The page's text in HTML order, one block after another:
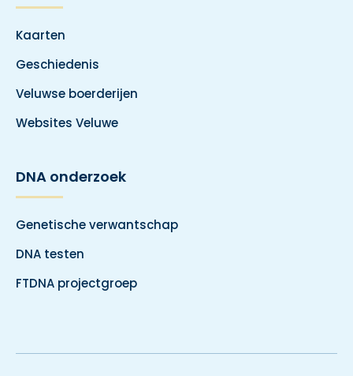
Kaarten
Geschiedenis
Veluwse boerderijen
Websites Veluwe
DNA onderzoek
Genetische verwantschap
DNA testen
FTDNA projectgroep